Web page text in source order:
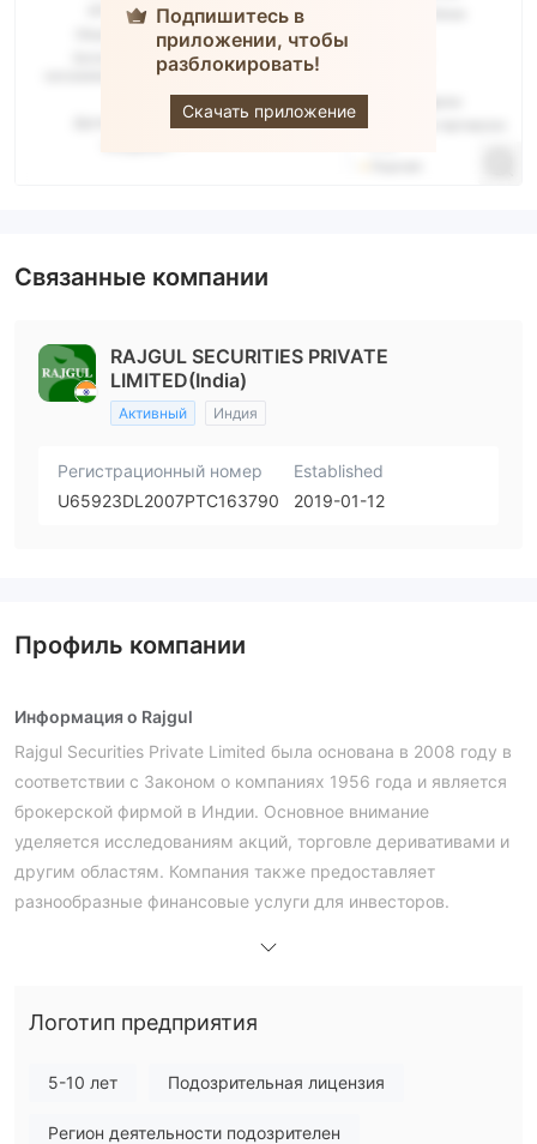
Подпишитесь в
приложении, чтобы
разблокировать!
Скачать приложение
Rajgul
Связанные компании
RAJGUL SECURITIES PRIVATE
LIMITED(India)
Активный Индия
Регистрационный номер
U65923DL2007PTC163790
Established
2019-01-12
Профиль компании
Информация о Rajgul
Rajgul Securities Private Limited была основана в 2008 году в
соответствии с Законом о компаниях 1956 года и является
брокерской фирмой в Индии. Основное внимание
уделяется исследованиям акций, торговле деривативами и
другим областям. Компания также предоставляет
разнообразные финансовые услуги для инвесторов.
Является ли Rajgul Легальной?
соответствующих лицензий. Пожалуйста, будьте
Продукты и Услуги
Логотип предприятия
5-10 лет Подозрительная лицензия
Регион деятельности подозрителен